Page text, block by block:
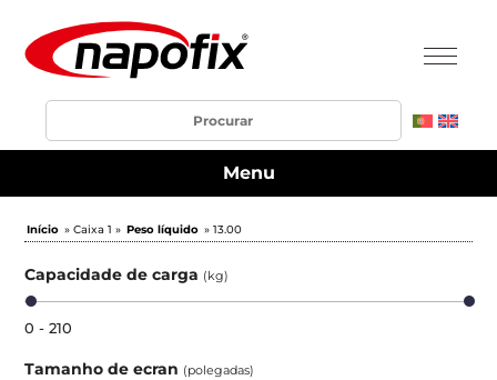
Menu
Início » Caixa 1 » Peso líquido » 13.00
Capacidade de carga (kg)
0 - 210
Tamanho de ecran (polegadas)